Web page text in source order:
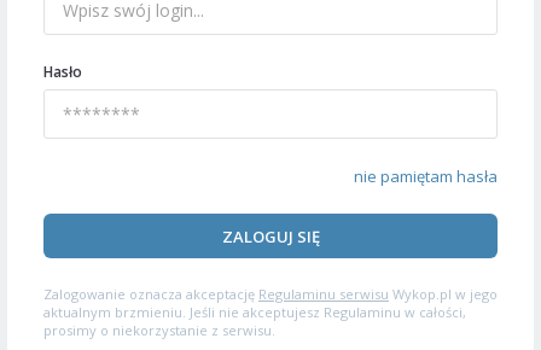
Hasło
nie pamiętam hasła
ZALOGUJ SIĘ
Zalogowanie oznacza akceptację Regulaminu serwisu Wykop.pl w jego
aktualnym brzmieniu. Jeśli nie akceptujesz Regulaminu w całości,
prosimy o niekorzystanie z serwisu.